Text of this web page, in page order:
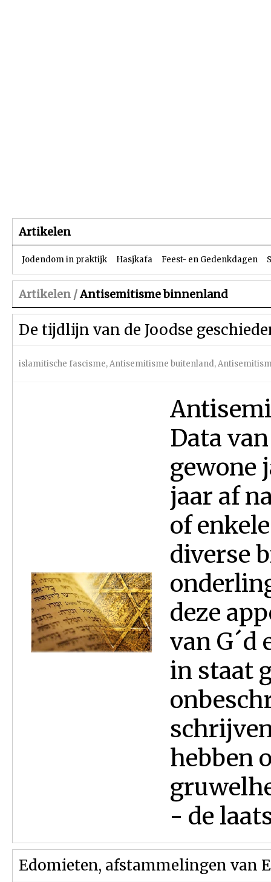
Artikelen
Jodendom in praktijk Hasjkafa Feest- en Gedenkdagen
Artikelen /Antisemitisme binnenland
De tijdlijn van de Joodse
islamitische fascisme,Antisemitisme buitenland,
Data
gewone
jaar af
of
diverse
deze
van G´d
in staat
hebben
- de
Edomieten, afstammelingen van